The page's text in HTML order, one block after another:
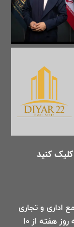
اداری و تجاری
سرزمین آفتاب طبقه 2 واحد 206 .همه روز هفته از 10
کنید